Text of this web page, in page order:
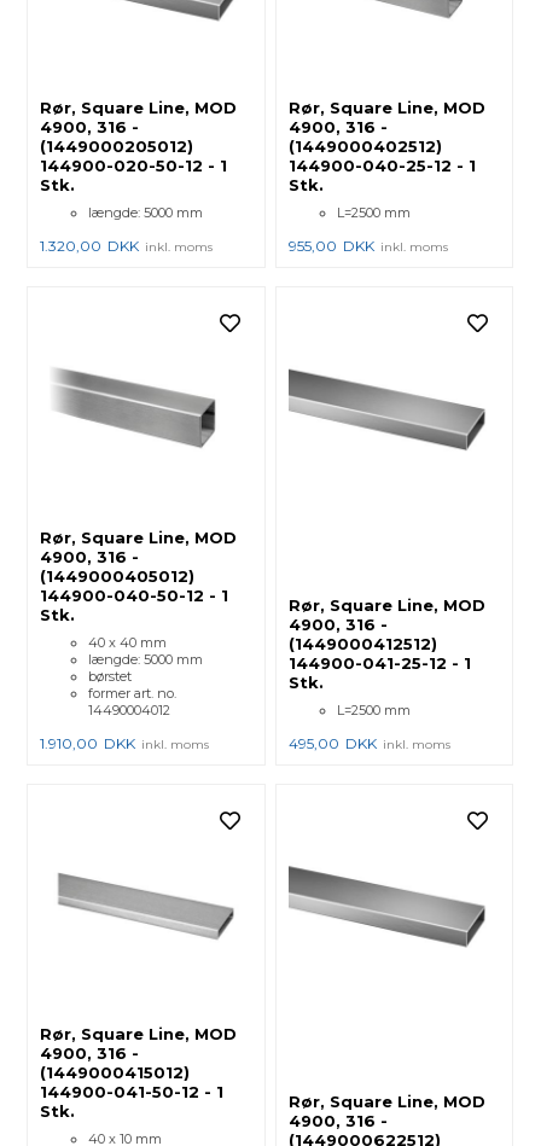
Rør, Square Line, MOD
4900, 316 -
(1449000205012)
144900-020-50-12 - 1
Stk.
længde: 5000 mm
1.320,00 DKK inkl. moms
Rør, Square Line, MOD
4900, 316 -
(1449000402512)
144900-040-25-12 - 1
Stk.
L=2500 mm
955,00 DKK inkl. moms
Rør, Square Line, MOD
4900, 316 -
(1449000405012)
144900-040-50-12 - 1
Stk.
40 x 40 mm
længde: 5000 mm
børstet
former art. no.
14490004012
1.910,00 DKK inkl. moms
Rør, Square Line, MOD
4900, 316 -
(1449000412512)
144900-041-25-12 - 1
Stk.
L=2500 mm
495,00 DKK inkl. moms
Rør, Square Line, MOD
4900, 316 -
(1449000415012)
144900-041-50-12 - 1
Stk.
40 x 10 mm
Rør, Square Line, MOD
4900, 316 -
(1449000622512)